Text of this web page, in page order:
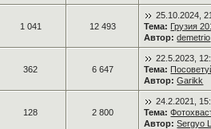
1 041 12 493
25.10.2024,
Тема: Грузия
Автор: demetrio
362 6 647
22.5.2023,
Тема:
Автор: Garikk
128 2 800
24.2.2021,
Тема:
Автор: Sergyo